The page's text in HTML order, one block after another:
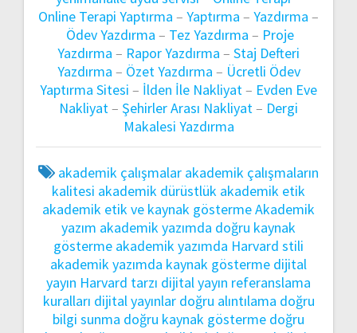
Online Terapi Yaptırma – Yaptırma – Yazdırma –
Ödev Yazdırma – Tez Yazdırma – Proje
Yazdırma – Rapor Yazdırma – Staj Defteri
Yazdırma – Özet Yazdırma – Ücretli Ödev
Yaptırma Sitesi – İlden İle Nakliyat– Evden Eve
Nakliyat– Şehirler Arası Nakliyat– Dergi
Makalesi Yazdırma
akademik çalışmalar akademik çalışmaların
kalitesi akademik dürüstlük akademik etik
akademik etik ve kaynak göstermeAkademik
yazım akademik yazımda doğru kaynak
gösterme akademik yazımda Harvard stili
akademik yazımda kaynak gösterme dijital
yayın Harvard tarzı dijital yayın referanslama
kuralları dijital yayınlar doğru alıntılama doğru
bilgi sunma doğru kaynak gösterme doğru